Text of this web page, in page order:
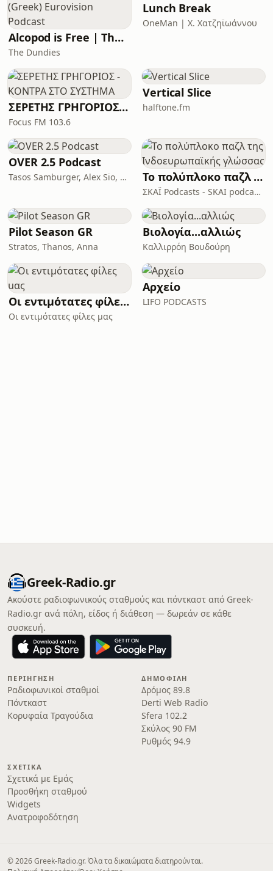
Alcopod is Free | The (Greek) Eurovision Podcast
The Dundies
Lunch Break
OneMan | X. Χατζηϊωάννου
ΣΕΡΕΤΗΣ ΓΡΗΓΟΡΙΟΣ - ΚΟΝΤΡΑ ΣΤΟ ΣΥΣΤΗΜΑ
Focus FM 103.6
Vertical Slice
halftone.fm
OVER 2.5 Podcast
Tasos Samburger, Alex Sio, Monkey Bros Το πολύπλοκο παζλ της Ινδοευρωπαϊκής γλώσσας
ΣΚΑΪ Podcasts - SKAI podcasts
Pilot Season GR
Stratos, Thanos, Anna
Βιολογία...αλλιώς
Καλλιρρόη Βουδούρη
Οι εντιμότατες φίλες μας
Οι εντιμότατες φίλες μας
Αρχείο
LIFO PODCASTS
Greek-Radio.gr
Ακούστε ραδιοφωνικούς σταθμούς και πόντκαστ από Greek-
Radio.gr ανά πόλη, είδος ή διάθεση — δωρεάν σε κάθε
συσκευή.
ΠΕΡΙΉΓΗΣΗ
Ραδιοφωνικοί σταθμοί
Πόντκαστ
Κορυφαία Τραγούδια
ΔΗΜΟΦΙΛΉ
Δρόμος 89.8
Derti Web Radio
Sfera 102.2
Σκύλος 90 FM
Ρυθμός 94.9
ΣΧΕΤΙΚΆ
Σχετικά με Εμάς
Προσθήκη σταθμού
Widgets
Ανατροφοδότηση
© 2026 Greek-Radio.gr. Όλα τα δικαιώματα διατηρούνται.